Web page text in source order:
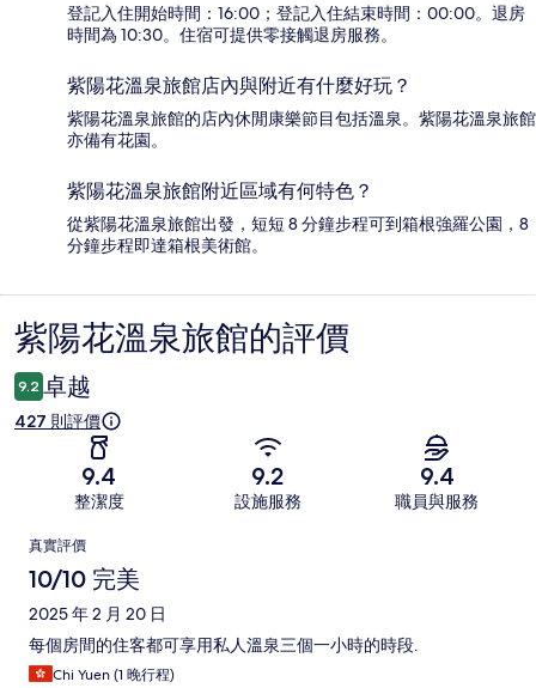
登記入住開始時間：16:00；登記入住結束時間：00:00。退房
時間為 10:30。住宿可提供零接觸退房服務。
紫陽花溫泉旅館店內與附近有什麼好玩？
紫陽花溫泉旅館的店內休閒康樂節目包括溫泉。紫陽花溫泉旅館
亦備有花園。
紫陽花溫泉旅館附近區域有何特色？
從紫陽花溫泉旅館出發，短短 8 分鐘步程可到箱根強羅公園，8
分鐘步程即達箱根美術館。
評
價
紫陽花溫泉旅館的評價
9.2 卓越
427 則評價
9.4
整潔度
9.2
設施服務
9.4
職員與服務
評
價
真實評價
10/10 完美
2025 年 2 月 20 日
每個房間的住客都可享用私人溫泉三個一小時的時段.
Chi Yuen (1 晚行程)